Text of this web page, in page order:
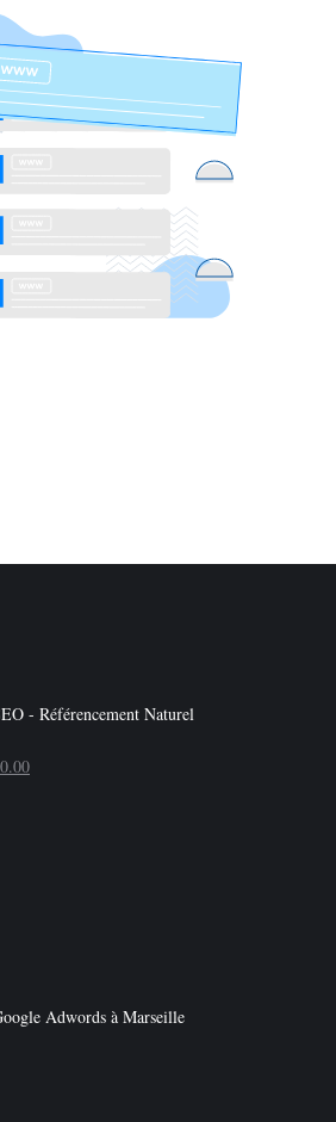
- Référencement Naturel
Le
Adwords à Marseille